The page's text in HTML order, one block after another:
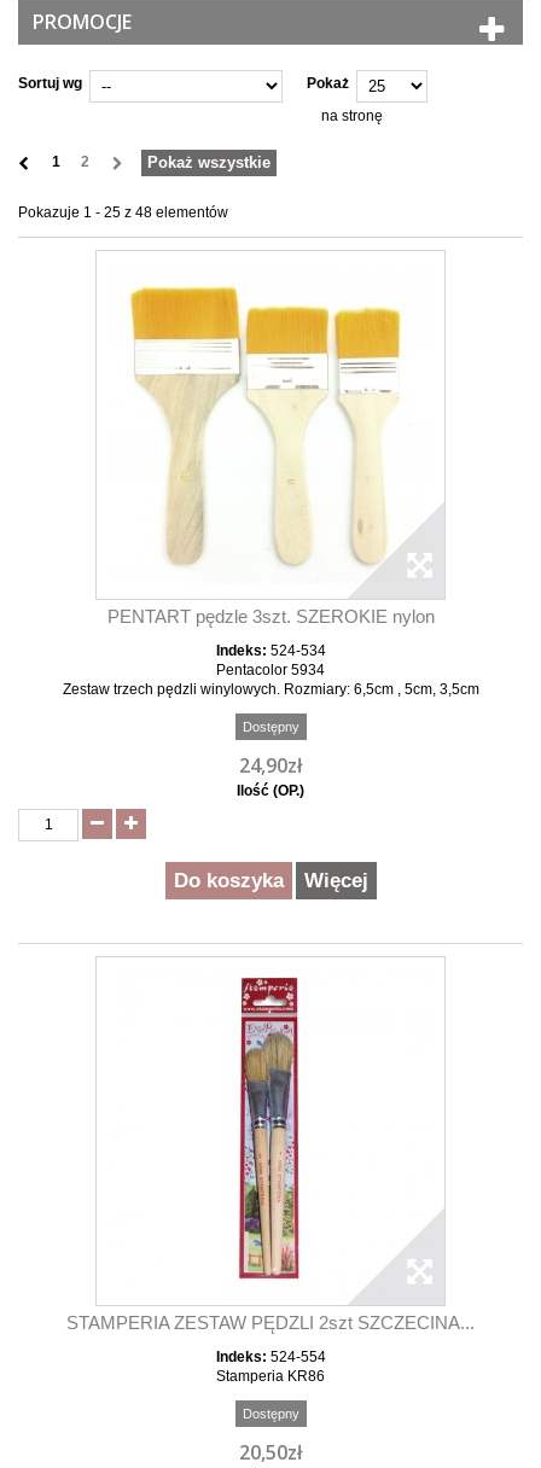
PROMOCJE
Sortuj wg
Pokaż
na stronę
Pokaż wszystkie
1 2
Pokazuje 1 - 25 z 48 elementów
PENTART pędzle 3szt. SZEROKIE nylon
Indeks: 524-534
Pentacolor 5934
Zestaw trzech pędzli winylowych. Rozmiary: 6,5cm , 5cm, 3,5cm
Dostępny
24,90zł
Ilość (OP.)
Do koszyka Więcej
STAMPERIA ZESTAW PĘDZLI 2szt SZCZECINA...
Indeks: 524-554
Stamperia KR86
Dostępny
20,50zł